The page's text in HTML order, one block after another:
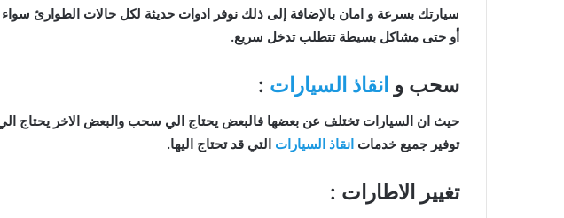
سيارتك بسرعة و امان بالإضافة إلى ذلك نوفر ادوات حديثة لكل حالات الطوارئ سواء
أو حتى مشاكل بسيطة تتطلب تدخل سريع.
سحب و انقاذ السيارات :
حيث ان السيارات تختلف عن بعضها فالبعض يحتاج الي سحب والبعض الاخر يحتاج
توفير جميع خدمات انقاذ السيارات التي قد تحتاج اليها.
تغيير الاطارات :